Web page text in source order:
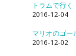
トラムで行
2016-12-04
マリオのゴー
2016-12-02